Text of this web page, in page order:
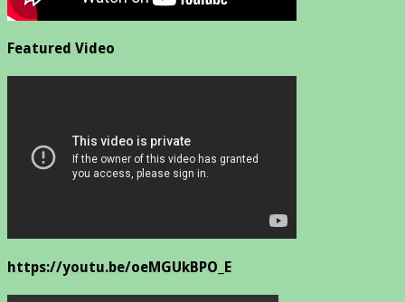
Featured Video
https://youtu.be/oeMGUkBPO_E